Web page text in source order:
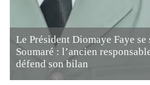
Le Président Diomaye Faye se
Soumaré : l’ancien
défend son bilan